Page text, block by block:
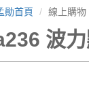
勛首頁 線上購物
波